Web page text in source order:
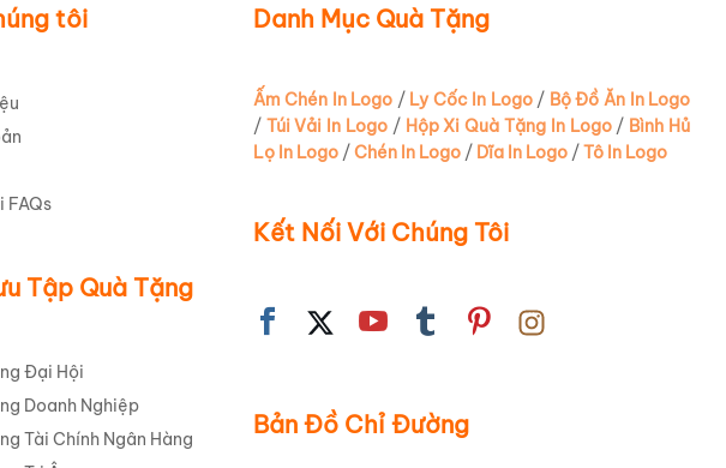
tôi
FAQs
Tập Quà Tặng
Đại Hội
Doanh Nghiệp
Tài Chính Ngân Hàng
Danh Mục Quà Tặng
Ấm Chén In Logo / Ly Cốc In Logo/ Bộ Đồ Ăn In Logo
/ Túi Vải In Logo / Hộp Xi Quà Tặng In Logo/ Bình Hủ
Lọ In Logo/Chén In Logo/ Dĩa In Logo/Tô In Logo
Kết Nối Với Chúng Tôi
Bản Đồ Chỉ Đường